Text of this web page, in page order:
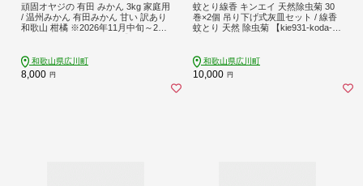
頑固オヤジの 有田 みかん 3kg 家庭用
/ 温州みかん 有田みかん 甘い 訳あり
和歌山 柑橘 ※2026年11月中旬～202
和歌山県広川町
8,000 円
蚊とり線香 キンエイ 天然除虫菊 30
巻×2個 吊り下げ式灰皿セット / 線香
蚊とり 天然 除虫菊 【kie931-koda-
和歌山県広川町
10,000 円